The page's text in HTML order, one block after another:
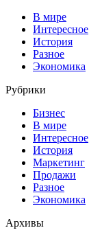
В мире
Интересное
История
Разное
Экономика
Рубрики
Бизнес
В мире
Интересное
История
Маркетинг
Продажи
Разное
Экономика
Архивы